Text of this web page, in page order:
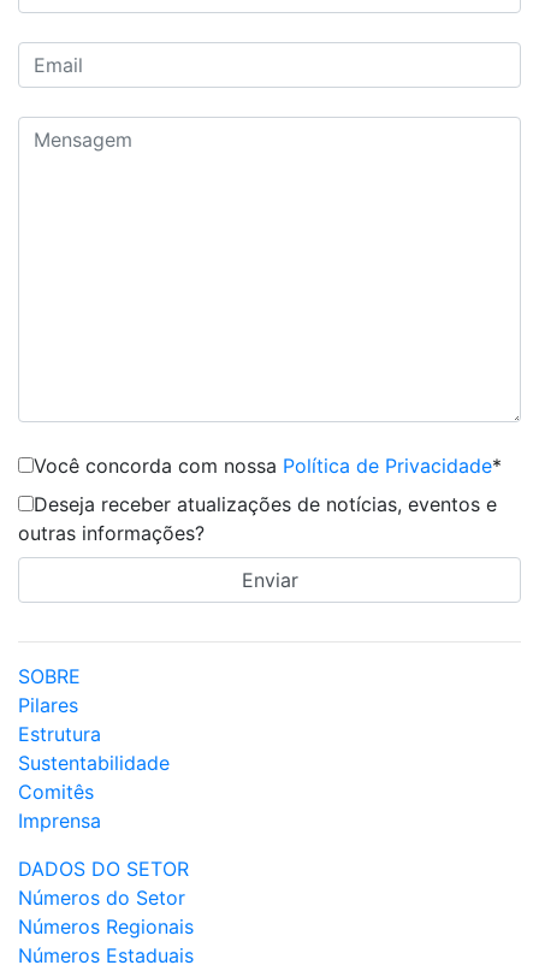
Você concorda com nossa Política de Privacidade*
Deseja receber atualizações de notícias, eventos e
outras informações?
SOBRE
Pilares
Estrutura
Sustentabilidade
Comitês
Imprensa
DADOS DO SETOR
Números do Setor
Números Regionais
Números Estaduais